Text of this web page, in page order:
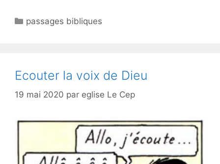
passages bibliques
Ecouter la voix de Dieu
19 mai 2020 par eglise Le Cep